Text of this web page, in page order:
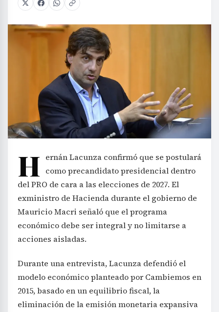
H ernán Lacunza confirmó que se postulará
como precandidato presidencial dentro
del PRO de cara a las elecciones de 2027. El
exministro de Hacienda durante el gobierno de
Mauricio Macri señaló que el programa
económico debe ser integral y no limitarse a
acciones aisladas.
Durante una entrevista, Lacunza defendió el
modelo económico planteado por Cambiemos en
2015, basado en un equilibrio fiscal, la
eliminación de la emisión monetaria expansiva